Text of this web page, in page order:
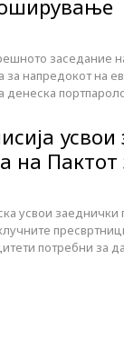
заседание
за напредокот на
на Пактот
усвои
потребни за